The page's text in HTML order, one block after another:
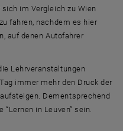
im Vergleich zu Wien
fahren, nachdem es hier
auf denen Autofahrer
Lehrveranstaltungen
immer mehr den Druck der
Dementsprechend
in Leuven” sein.